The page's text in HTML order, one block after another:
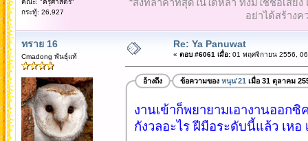
กระทู้: 26,927
“สิ่งที่ล้ำค่าที่สุดในใต้หล้า ทั้งมิใช่ชื่อเสีย
อย่าได้สร้างค
ทราย 16
Cmadong พันธุ์แท้
Re: Ya Panuwat
« ตอบ #6061 เมื่อ:01 พฤศจิกายน 2556,
อ้างถึง ข้อความของ หนุน'21 เมื่อ 31 ตุลาคม
งานเข้าก็พยายามเอางานออกซิ
กังวลอะไร ฝีมือระดับนี้แล้ว เหอ